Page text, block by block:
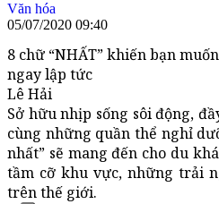
Văn hóa
05/07/2020 09:40
8 chữ “NHẤT” khiến bạn
ngay lập tức
Lê Hải
Sở hữu nhịp sống sôi động,
cùng những quần thể nghỉ
nhất” sẽ mang đến cho du
tầm cỡ khu vực, những trải
trên thế giới.